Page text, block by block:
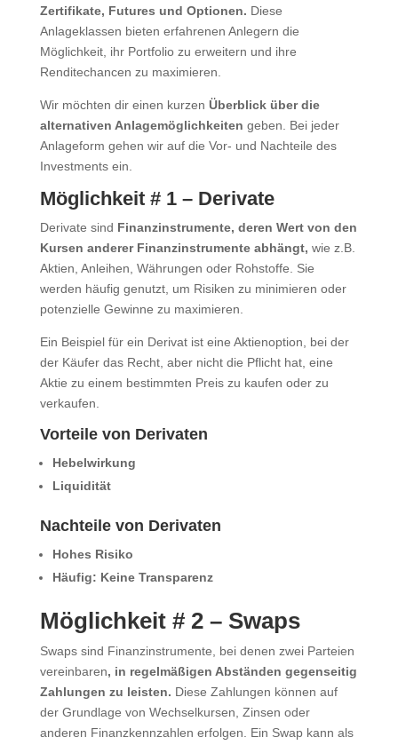
Zertifikate, Futures und Optionen. Diese
Anlageklassen bieten erfahrenen Anlegern die
Möglichkeit, ihr Portfolio zu erweitern und ihre
Renditechancen zu maximieren.
Wir möchten dir einen kurzen Überblick über die
alternativen Anlagemöglichkeiten geben. Bei jeder
Anlageform gehen wir auf die Vor- und Nachteile des
Investments ein.
Möglichkeit # 1 – Derivate
Derivate sind Finanzinstrumente, deren Wert von den
Kursen anderer Finanzinstrumente abhängt, wie z.B.
Aktien, Anleihen, Währungen oder Rohstoffe. Sie
werden häufig genutzt, um Risiken zu minimieren oder
potenzielle Gewinne zu maximieren.
Ein Beispiel für ein Derivat ist eine Aktienoption, bei der
der Käufer das Recht, aber nicht die Pflicht hat, eine
Aktie zu einem bestimmten Preis zu kaufen oder zu
verkaufen.
Vorteile von Derivaten
Hebelwirkung
Liquidität
Nachteile von Derivaten
Hohes Risiko
Häufig: Keine Transparenz
Möglichkeit # 2 – Swaps
Swaps sind Finanzinstrumente, bei denen zwei Parteien
vereinbaren, in regelmäßigen Abständen gegenseitig
Zahlungen zu leisten. Diese Zahlungen können auf
der Grundlage von Wechselkursen, Zinsen oder
anderen Finanzkennzahlen erfolgen. Ein Swap kann als